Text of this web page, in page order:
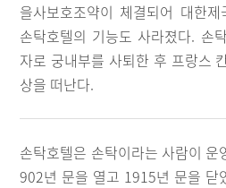
을사보호조약이 체결되어 대한
손탁호텔의 기능도 사라졌다. 손
자로 궁내부를 사퇴한 후 프랑스
상을 떠난다.
손탁호텔은 손탁이라는 사람이
902년 문을 열고 1915년 문을 닫